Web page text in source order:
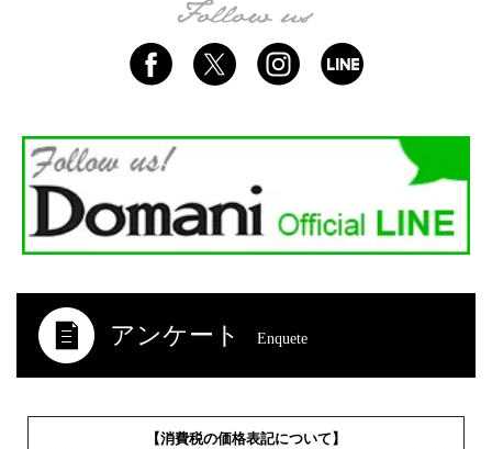
アンケート Enquete
【消費税の価格表記について】